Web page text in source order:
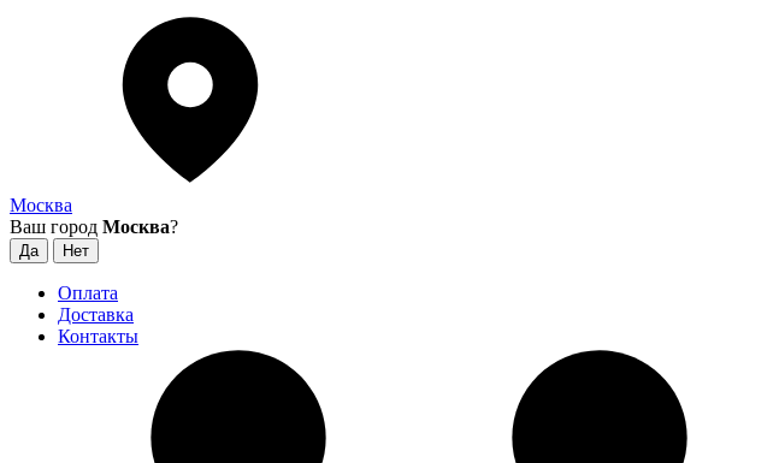
Москва
Ваш город Москва?
Оплата
Доставка
Контакты